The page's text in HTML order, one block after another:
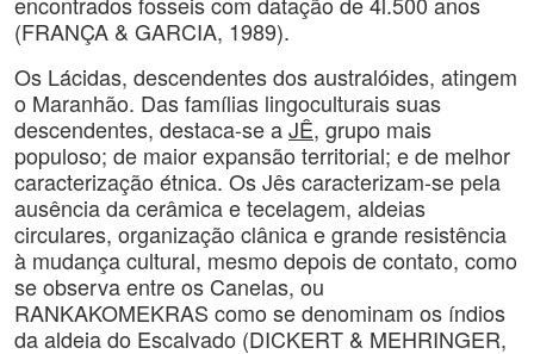
(FRANÇA & GARCIA, 1989).
Os Lácidas, descendentes dos australóides, atingem
o Maranhão. Das famílias lingoculturais suas
descendentes, destaca-se aJÊ, grupo mais
populoso; de maior expansão territorial; e de melhor
caracterização étnica. Os Jês caracterizam-se pela
ausência da cerâmica e tecelagem, aldeias
circulares, organização clânica e grande resistência
à mudança cultural, mesmo depois de contato, como
se observa entre os Canelas, ou
RANKAKOMEKRAS como se denominam os índios
da aldeia do Escalvado (DICKERT & MEHRINGER,